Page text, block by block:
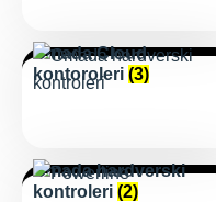
Omada Cloud
kontoroleri (3)
Omada hardverski
kontroleri (2)